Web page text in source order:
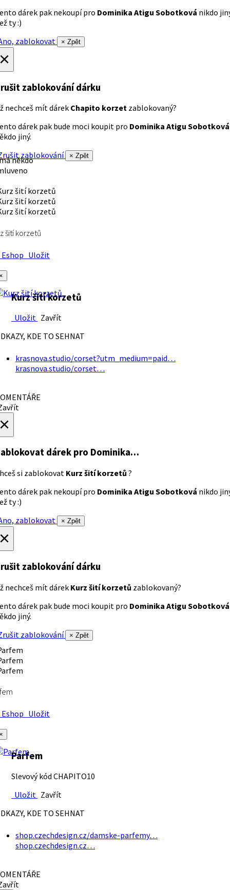
dárek pak nekoupí pro Dominika Atigu Sobotková nikdo
ty :)
zablokovat
× Zpět
zablokování dárku
nechceš mít dárek Chapito korzet zablokovaný?
dárek pak bude moci koupit pro Dominika Atigu Sobotková
jiný.
zablokování
× Zpět
někdo
šití korzetů
Uložit
Kurz šití korzetů
Uložit Zavřít
KDE TO SEHNAT
krasnova.studio/corset?utm_medium=paid…
krasnova.studio/corset…
dárek pro Dominika…
si zablokovat Kurz šití korzetů ?
dárek pak nekoupí pro Dominika Atigu Sobotková nikdo
ty :)
zablokovat
× Zpět
zablokování dárku
nechceš mít dárek Kurz šití korzetů zablokovaný?
dárek pak bude moci koupit pro Dominika Atigu Sobotková
jiný.
zablokování
× Zpět
Uložit
Parfem
Slevový kód CHAPITO10
Uložit Zavřít
KDE TO SEHNAT
shop.czechdesign.cz/damske-parfemy…
shop.czechdesign.cz…